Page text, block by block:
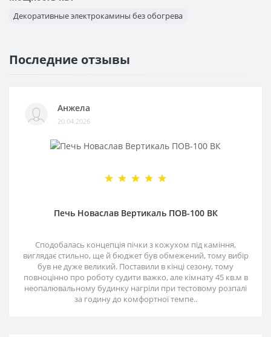
Декоративные электрокамины без обогрева
Последние отзывы
Анжела
20.04.2026
Печь Новаслав Вертикаль ПОВ-100 ВК
Сподобалась концепція пічки з кожухом під каміння,
виглядає стильно, ще й бюджет був обмежений, тому вибір
був не дуже великий. Поставили в кінці сезону, тому
повноцінно про роботу судити важко, але кімнату 45 кв.м в
неопалювальному будинку нагріли при тестовому розпалі
за годину до комфортної темпе..